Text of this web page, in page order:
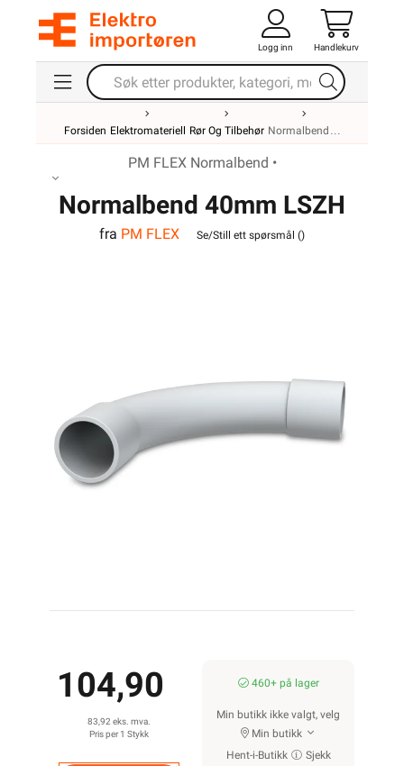
Logg inn Handlekurv
Forsiden Elektromateriell Rør Og Tilbehør Normalbend
PM FLEX Normalbend •
Normalbend 40mm LSZH
Hvit
fra PM FLEX Se/Still ett spørsmål ()
104,90
83,92 eks. mva.
Pris per 1 Stykk
460+ på lager
Min butikk ikke valgt, velg
Min butikk
Hent-i-Butikk
Sjekk